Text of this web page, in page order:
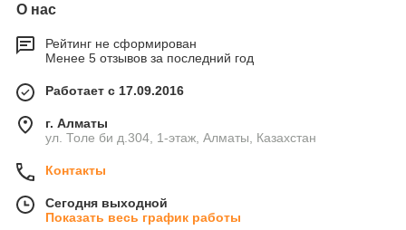
О нас
Рейтинг не сформирован
Менее 5 отзывов за последний год
Работает с 17.09.2016
г. Алматы
ул. Толе би д.304, 1-этаж, Алматы, Казахстан
Контакты
Сегодня выходной
Показать весь график работы